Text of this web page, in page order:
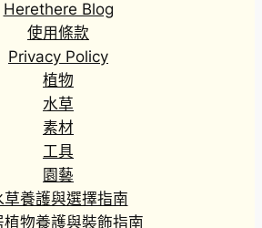
Herethere Blog
使用條款
Privacy Policy
植物
水草
素材
工具
園藝
草養護與選擇指南
植物養護與裝飾指南